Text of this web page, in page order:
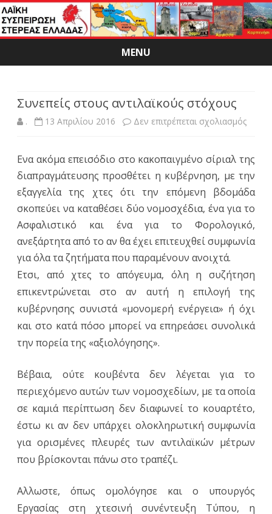
MENU
Skip
Συνεπείς στους αντιλαϊκούς στόχους
. 13 Απριλίου 2016 Δεν επιτρέπεται σχολιασμόςστο
στους
Ενα ακόμα επεισόδιο στο κακοπαιγμένο σίριαλ της
διαπραγμάτευσης προσθέτει η κυβέρνηση, με την
εξαγγελία της χτες ότι την επόμενη βδομάδα
σκοπεύει να καταθέσει δύο νομοσχέδια, ένα για το
Ασφαλιστικό και ένα για το Φορολογικό,
ανεξάρτητα από το αν θα έχει επιτευχθεί συμφωνία
για όλα τα ζητήματα που παραμένουν ανοιχτά.
Ετσι, από χτες το απόγευμα, όλη η συζήτηση
επικεντρώνεται στο αν αυτή η επιλογή της
κυβέρνησης συνιστά «μονομερή ενέργεια» ή όχι
και στο κατά πόσο μπορεί να επηρεάσει συνολικά
την πορεία της «αξιολόγησης».
Βέβαια, ούτε κουβέντα δεν λέγεται για το
περιεχόμενο αυτών των νομοσχεδίων, με τα οποία
σε καμιά περίπτωση δεν διαφωνεί το κουαρτέτο,
έστω κι αν δεν υπάρχει ολοκληρωτική συμφωνία
για ορισμένες πλευρές των αντιλαϊκών μέτρων
που βρίσκονται πάνω στο τραπέζι.
Αλλωστε, όπως ομολόγησε και ο υπουργός
Εργασίας στη χτεσινή συνέντευξη Τύπου, η